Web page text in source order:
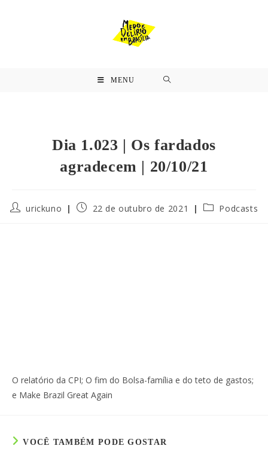
MENU
Dia 1.023 | Os fardados
agradecem | 20/10/21
urickuno 22 de outubro de 2021 Podcasts
O relatório da CPI; O fim do Bolsa-família e do teto de gastos;
e Make Brazil Great Again
VOCÊ TAMBÉM PODE GOSTAR